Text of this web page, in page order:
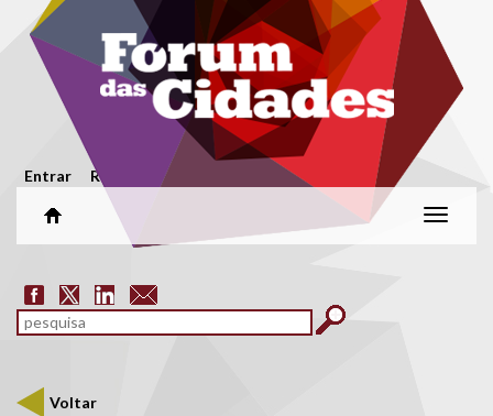
Passar para o conteúdo principal
Menu secundário
Entrar Registar
Alterar
Formulário de pesquisa
pesquisar
Voltar